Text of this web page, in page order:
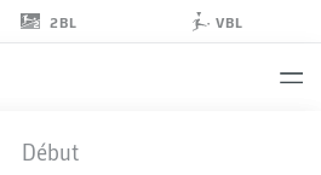
2BL VBL
Début
S04 - BVB